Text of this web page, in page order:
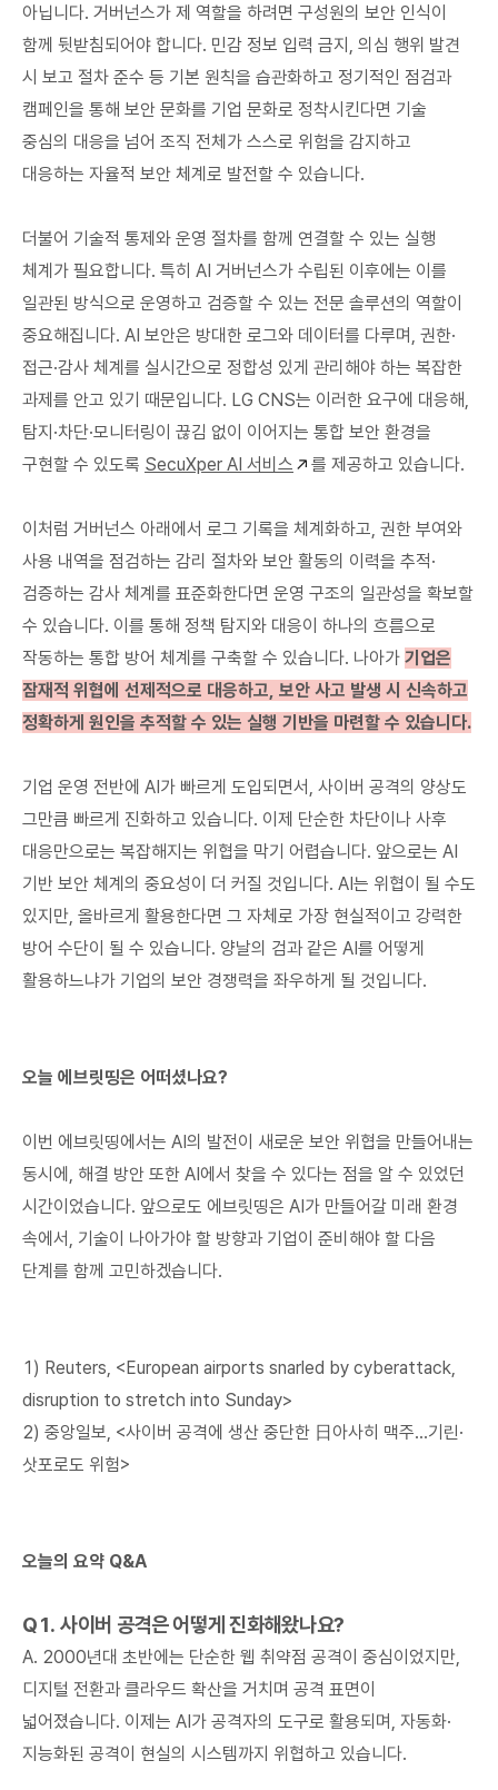
아닙니다. 거버넌스가 제 역할을 하려면 구성원의 보안 인식이
함께 뒷받침되어야 합니다. 민감 정보 입력 금지, 의심 행위 발견
시 보고 절차 준수 등 기본 원칙을 습관화하고 정기적인 점검과
캠페인을 통해 보안 문화를 기업 문화로 정착시킨다면 기술
중심의 대응을 넘어 조직 전체가 스스로 위험을 감지하고
대응하는 자율적 보안 체계로 발전할 수 있습니다.
더불어 기술적 통제와 운영 절차를 함께 연결할 수 있는 실행
체계가 필요합니다. 특히 AI 거버넌스가 수립된 이후에는 이를
일관된 방식으로 운영하고 검증할 수 있는 전문 솔루션의 역할이
중요해집니다. AI 보안은 방대한 로그와 데이터를 다루며, 권한·
접근·감사 체계를 실시간으로 정합성 있게 관리해야 하는 복잡한
과제를 안고 있기 때문입니다. LG CNS는 이러한 요구에 대응해,
탐지·차단·모니터링이 끊김 없이 이어지는 통합 보안 환경을
구현할 수 있도록 SecuXper AI 서비스 를 제공하고 있습니다.
이처럼 거버넌스 아래에서 로그 기록을 체계화하고, 권한 부여와
사용 내역을 점검하는 감리 절차와 보안 활동의 이력을 추적·
검증하는 감사 체계를 표준화한다면 운영 구조의 일관성을 확보할
수 있습니다. 이를 통해 정책 탐지와 대응이 하나의 흐름으로
작동하는 통합 방어 체계를 구축할 수 있습니다. 나아가 기업은
잠재적 위협에 선제적으로 대응하고, 보안 사고 발생 시 신속하고
정확하게 원인을 추적할 수 있는 실행 기반을 마련할 수 있습니다.
기업 운영 전반에 AI가 빠르게 도입되면서, 사이버 공격의 양상도
그만큼 빠르게 진화하고 있습니다. 이제 단순한 차단이나 사후
대응만으로는 복잡해지는 위협을 막기 어렵습니다. 앞으로는 AI
기반 보안 체계의 중요성이 더 커질 것입니다. AI는 위협이 될 수도
있지만, 올바르게 활용한다면 그 자체로 가장 현실적이고 강력한
방어 수단이 될 수 있습니다. 양날의 검과 같은 AI를 어떻게
활용하느냐가 기업의 보안 경쟁력을 좌우하게 될 것입니다.
오늘 에브릿띵은 어떠셨나요?
이번 에브릿띵에서는 AI의 발전이 새로운 보안 위협을 만들어내는
동시에, 해결 방안 또한 AI에서 찾을 수 있다는 점을 알 수 있었던
시간이었습니다. 앞으로도 에브릿띵은 AI가 만들어갈 미래 환경
속에서, 기술이 나아가야 할 방향과 기업이 준비해야 할 다음
단계를 함께 고민하겠습니다.
1) Reuters, <European airports snarled by cyberattack,
disruption to stretch into Sunday>
2) 중앙일보, <사이버 공격에 생산 중단한 日아사히 맥주…기린·
삿포로도 위험>
오늘의 요약 Q&A
Q1. 사이버 공격은 어떻게 진화해왔나요?
A. 2000년대 초반에는 단순한 웹 취약점 공격이 중심이었지만,
디지털 전환과 클라우드 확산을 거치며 공격 표면이
넓어졌습니다. 이제는 AI가 공격자의 도구로 활용되며, 자동화·
지능화된 공격이 현실의 시스템까지 위협하고 있습니다.